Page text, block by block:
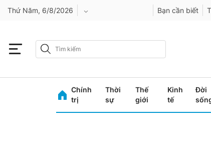
Thứ Năm, 6/8/2026
Bình Phước
Bạn cần biết
Chính
trị
Thời
sự
Thế
giới
Kinh
tế
Đời